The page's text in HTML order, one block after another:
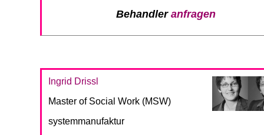
Behandler anfragen
Ingrid Drissl
Master of Social Work (MSW)
systemmanufaktur